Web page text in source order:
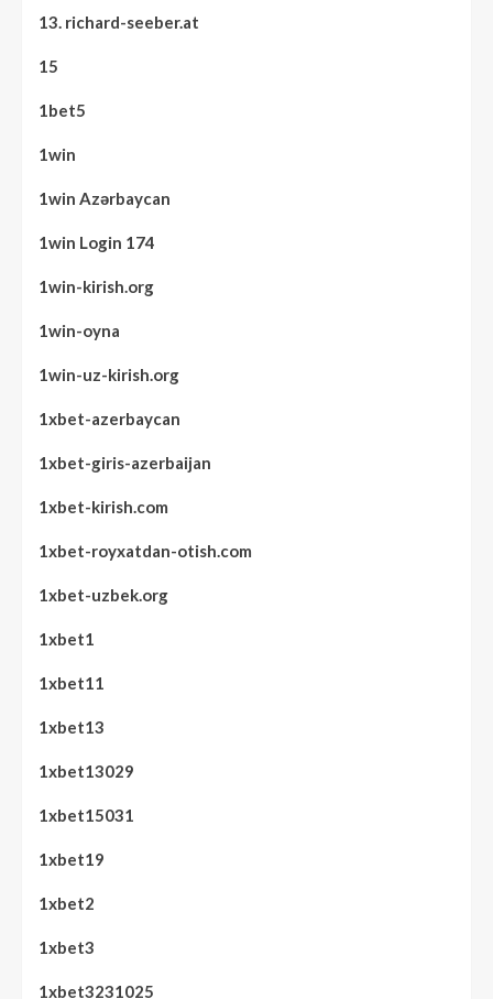
13. richard-seeber.at
15
1bet5
1win
1win Azərbaycan
1win Login 174
1win-kirish.org
1win-oyna
1win-uz-kirish.org
1xbet-azerbaycan
1xbet-giris-azerbaijan
1xbet-kirish.com
1xbet-royxatdan-otish.com
1xbet-uzbek.org
1xbet1
1xbet11
1xbet13
1xbet13029
1xbet15031
1xbet19
1xbet2
1xbet3
1xbet3231025